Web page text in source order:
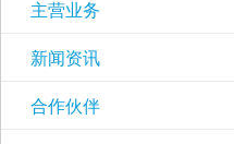
主营业务
新闻资讯
合作伙伴